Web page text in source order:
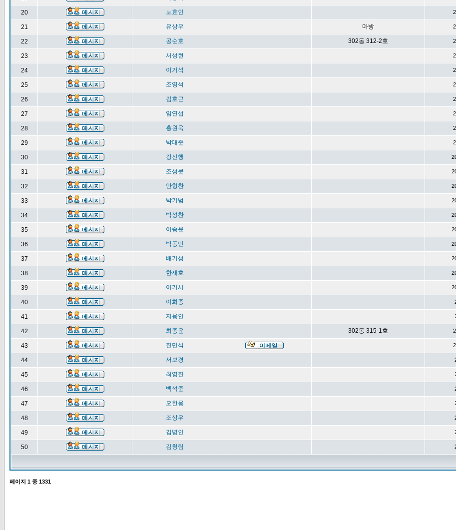
20 노효인
21 유상우 마방
22 공순호 302동 312-2호
23 서성현
24 이기석
25 조영석
26 김호근
27 임연섭
28 홍원욱
29 박대준
30 강신행
31 조성문
32 안형찬
33 박기범
34 박성찬
35 이승윤
36 박동민
37 배기성
38 한재호
39 이기서
40 이희종
41 지용인
42 최종윤 302동 315-1호
43 진민식
44 서보경
45 최영진
46 백석준
47 오한웅
48 조상우
49 김병인
50 김청림
페이지 1 중 1331